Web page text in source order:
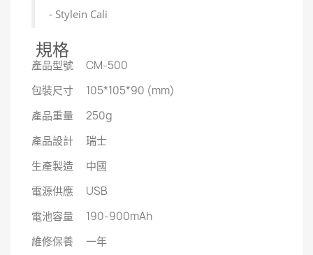
- Stylein Cali
規格
產品型號 CM-500
包裝尺寸 105*105*90 (mm)
產品重量 250g
產品設計 瑞士
生產製造 中國
電源供應 USB
電池容量 190-900mAh
維修保養 一年